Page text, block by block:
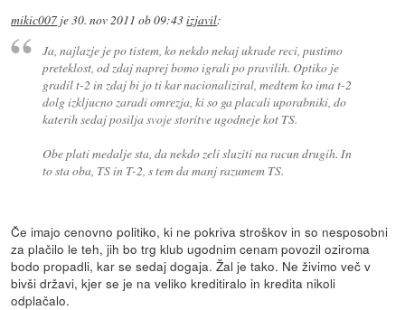
mikic007 je30. nov 2011 ob 09:43izjavil:
Ja, najlazje je po tistem, ko nekdo nekaj ukrade reci, pustimo
preteklost, od zdaj naprej bomo igrali po pravilih. Optiko je
gradil t-2 in zdaj bi jo ti kar nacionaliziral, medtem ko ima t-2
dolg izkljucno zaradi omrezja, ki so ga placali uporabniki, do
katerih sedaj posilja svoje storitve ugodneje kot TS.
Obe plati medalje sta, da nekdo zeli sluziti na racun drugih. In
to sta oba, TS in T-2, s tem da manj razumem TS.
Če imajo cenovno politiko, ki ne pokriva stroškov in so nesposobni
za plačilo le teh, jih bo trg klub ugodnim cenam povozil oziroma
bodo propadli, kar se sedaj dogaja. Žal je tako. Ne živimo več v
bivši državi, kjer se je na veliko kreditiralo in kredita nikoli
odplačalo.